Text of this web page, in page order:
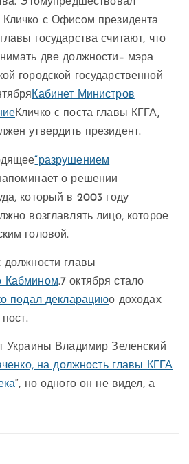
Этомупредшествовал
Кличко с Офисом президента
государства считают, что
две должности– мэра
городской государственной
Кабинет Министров
Кличко с поста главы КГГА,
утвердить президент.
“разрушением
о решении
который в 2003 году
возглавлять лицо, которое
головой.
должности главы
Кабмином.7 октября стало
подал декларациюо доходах
Украины Владимир Зеленский
на должность главы КГГА
“, но одного он не видел, а